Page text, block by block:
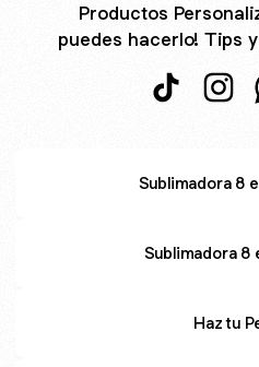
Productos
puedes hacerlo! Tips
Sublimadora 8
Sublimadora 8
Haz tu